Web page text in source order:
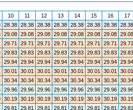
10 11 12 13 14 15 16 17
28.38 28.38 28.38 28.38 28.38 28.38 28.38 28.38
29.08 29.08 29.08 29.08 29.08 29.08 29.08 29.08
29.71 29.71 29.71 29.71 29.71 29.71 29.71 29.71
29.83 29.83 29.83 29.83 29.83 29.83 29.83 29.83
29.94 29.94 29.94 29.94 29.94 29.94 29.94 29.94
30.01 30.01 30.01 30.01 30.01 30.01 30.01 30.01
30.34 30.34 30.34 30.34 30.34 30.34 30.34 30.34
29.96 29.96 29.96 29.96 29.96 29.96 29.96 29.96
30.19 30.19 30.19 30.19 30.19 30.19 30.19 30.19
29.81 29.81 29.81 29.81 29.81 29.81 29.81 29.81